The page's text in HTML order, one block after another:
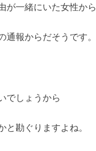
が一緒にいた女性から
通報からだそうです。
でしょうから
と勘ぐりますよね。